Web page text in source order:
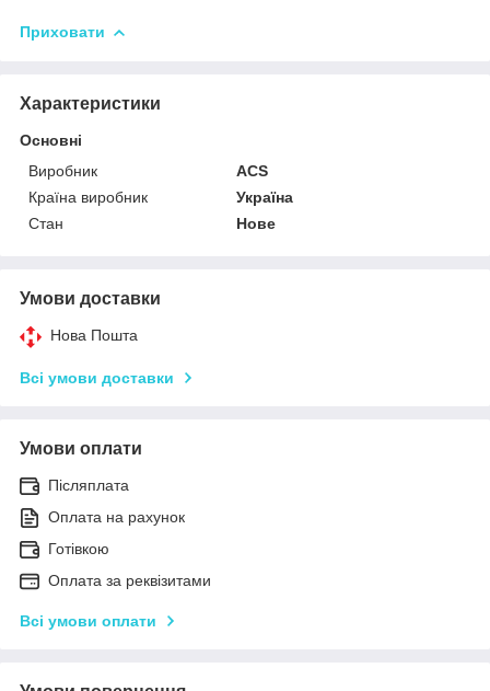
Приховати
Характеристики
Основні
Виробник
ACS
Країна виробник
Україна
Стан
Нове
Умови доставки
Нова Пошта
Всі умови доставки
Умови оплати
Післяплата
Оплата на рахунок
Готівкою
Оплата за реквізитами
Всі умови оплати